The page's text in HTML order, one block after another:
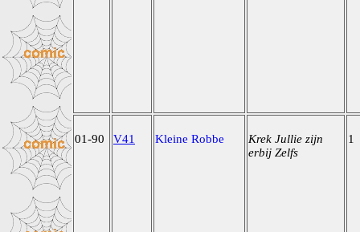
01-90 V41 Kleine Robbe
Krek Jullie zijn
erbij Zelfs
1